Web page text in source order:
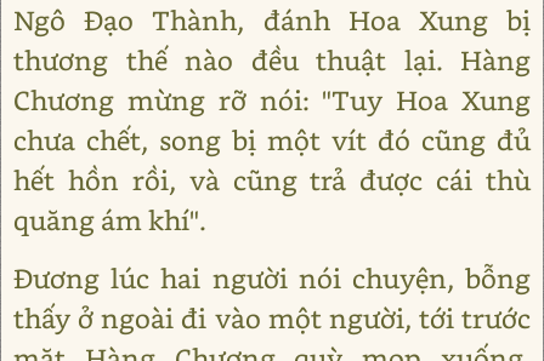
Ngô Đạo Thành, đánh Hoa Xung bị
thương thế nào đều thuật lại. Hàng
Chương mừng rỡ nói: "Tuy Hoa Xung
chưa chết, song bị một vít đó cũng đủ
hết hồn rồi, và cũng trả được cái thù
quăng ám khí".
Đương lúc hai người nói chuyện, bỗng
thấy ở ngoài đi vào một người, tới trước